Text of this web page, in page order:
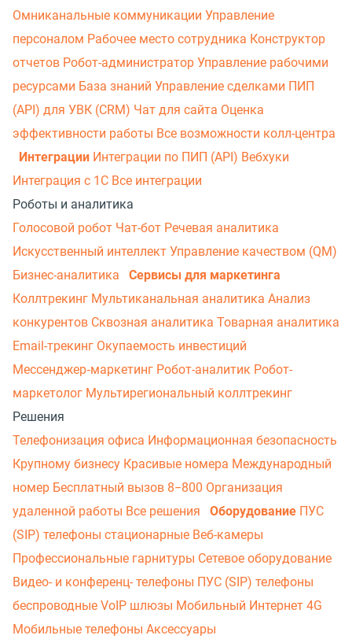
Омниканальные коммуникации Управление
персоналом Рабочее место сотрудника Конструктор
отчетов Робот-администратор Управление рабочими
ресурсами База знаний Управление сделками ПИП
(API) для УВК (CRM) Чат для сайта Оценка
эффективности работы Все возможности колл-центра
Интеграции Интеграции по ПИП (API) Вебхуки
Интеграция с 1С Все интеграции
Роботы и аналитика
Голосовой робот Чат-бот Речевая аналитика
Искусственный интеллект Управление качеством (QM)
Бизнес-аналитика
Сервисы для маркетинга
Коллтрекинг Мультиканальная аналитика Анализ
конкурентов Сквозная аналитика Товарная аналитика
Email-трекинг Окупаемость инвестиций
Мессенджер‑маркетинг Робот-аналитик Робот-
маркетолог Мультирегиональный коллтрекинг
Решения
Телефонизация офиса Информационная безопасность
Крупному бизнесу Красивые номера Международный
номер Бесплатный вызов 8−800 Организация
удаленной работы Все решения Оборудование ПУС
(SIP) телефоны стационарные Веб-камеры
Профессиональные гарнитуры Сетевое оборудование
Видео- и конференц- телефоны ПУС (SIP) телефоны
беспроводные VoIP шлюзы Мобильный Интернет 4G
Мобильные телефоны Аксессуары